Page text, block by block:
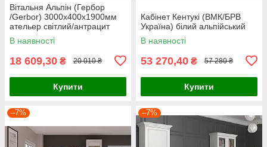
Вітальня Альпін (Гербор
/Gerbor) 3000х400х1900мм
ательер світлий/антрацит
В наявності
18 609,30 ₴ 20 010 ₴
Купити
Кабінет Кентукі (ВМК/БРВ
Україна) білий альпійський
В наявності
53 270,40 ₴ 57 280 ₴
Купити
–7% –7%